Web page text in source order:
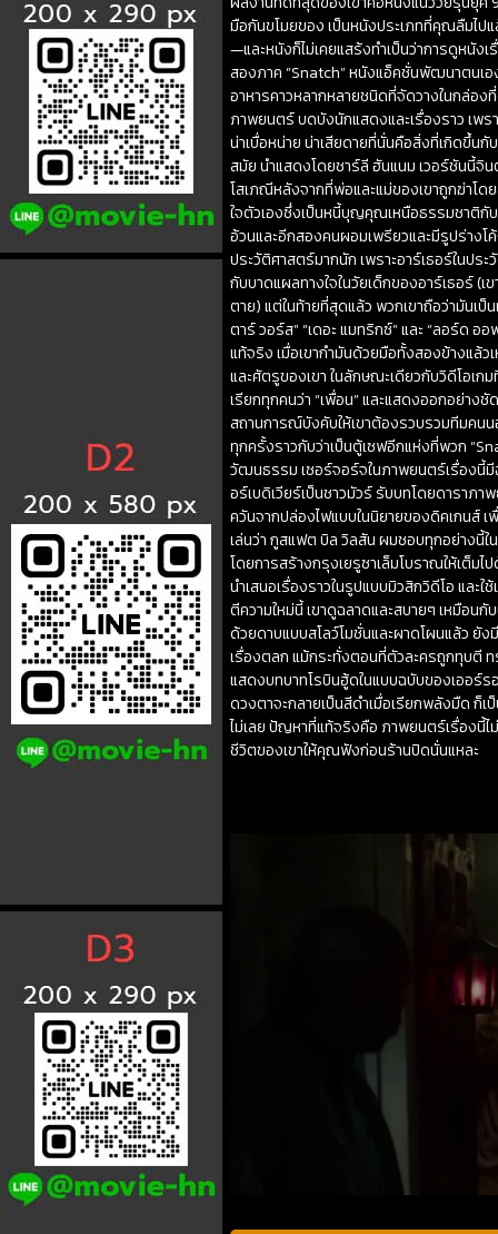
มือกันขโมยของ เป็นหนังประเภทที่คุณลืมไป
—และหนังก็ไม่เคยแสร้งทำเป็นว่าการดูหนัง
สองภาค “Snatch” หนังแอ็คชั่นพัฒนาตนเอ
อาหารคาวหลากหลายชนิดที่จัดวางในกล่อ
ภาพยนตร์ บดบังนักแสดงและเรื่องราว เพร
น่าเบื่อหน่าย น่าเสียดายที่นั่นคือสิ่งที่เกิดขึ้น
สมัย นำแสดงโดยชาร์ลี ฮันแนม เวอร์ชันนี้จิ
โสเภณีหลังจากที่พ่อและแม่ของเขาถูกฆ่าโด
ใจตัวเองซึ่งเป็นหนี้บุญคุณเหนือธรรมชาติกั
อ้วนและอีกสองคนผอมเพรียวและมีรูปร่างโค้
ประวัติศาสตร์มากนัก เพราะอาร์เธอร์ในปร
กับบาดแผลทางใจในวัยเด็กของอาร์เธอร์ (
ตาย) แต่ในท้ายที่สุดแล้ว พวกเขาถือว่ามันเ
ตาร์ วอร์ส” “เดอะ แมทริกซ์” และ “ลอร์ด อ
แท้จริง เมื่อเขากำมันด้วยมือทั้งสองข้างแล้
และศัตรูของเขา ในลักษณะเดียวกับวิดีโอเ
เรียกทุกคนว่า “เพื่อน” และแสดงออกอย่าง
สถานการณ์บังคับให้เขาต้องรวบรวมทีมคน
ทุกครั้งราวกับว่าเป็นตู้เซฟอีกแห่งที่พวก
วัฒนธรรม เซอร์จอร์จในภาพยนตร์เรื่องนี้มี
อร์เบดิเวียร์เป็นชาวมัวร์ รับบทโดยดาราภ
ควันจากปล่องไฟแบบในนิยายของดิคเกนส์ เ
เล่นว่า กูสแฟต บิล วิลสัน ผมชอบทุกอย่างนี้
โดยการสร้างกรุงเยรูซาเล็มโบราณให้เต็ม
นำเสนอเรื่องราวในรูปแบบมิวสิกวิดีโอ และ
ตีความใหม่นี้ เขาดูฉลาดและสบายๆ เหมือน
ด้วยดาบแบบสโลว์โมชั่นและผาดโผนแล้ว ยั
เรื่องตลก แม้กระทั่งตอนที่ตัวละครถูกทุบตี ท
แสดงบทบาทโรบินฮู้ดในแบบฉบับของเออร์
ดวงตาจะกลายเป็นสีดำเมื่อเรียกพลังมืด ก็
ไม่เลย ปัญหาที่แท้จริงคือ ภาพยนตร์เรื่องนี้
ชีวิตของเขาให้คุณฟังก่อนร้านปิดนั่นแหละ